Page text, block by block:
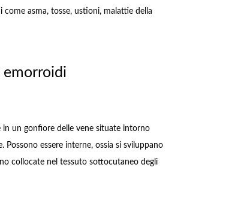
asma, tosse, ustioni, malattie della
emorroidi
un gonfiore delle vene situate intorno
essere interne, ossia si sviluppano
collocate nel tessuto sottocutaneo degli